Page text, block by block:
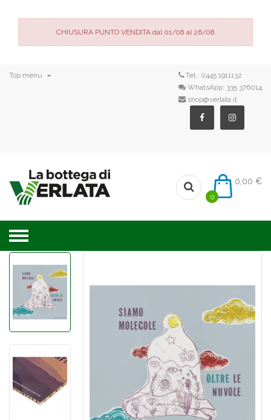
CHIUSURA PUNTO VENDITA dal 01/08 al 26/08
Top menu  Tel.: 0445 1911132
WhatsApp: 335 376014
shop@verlata.it
0,00 €
0